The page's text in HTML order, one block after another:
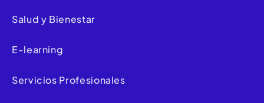
Salud y Bienestar
E-learning
Servicios Profesionales